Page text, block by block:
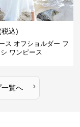
税込)
ス オフショルダー フ
ワンピース
一覧へ ›